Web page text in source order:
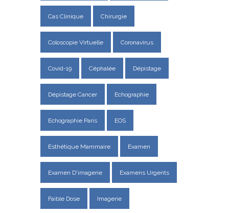
Cas Clinique Chirurgie
Coloscopie Virtuelle Coronavirus
Covid-19 Céphalée Dépistage
Dépistage Cancer Echographie
Echographie Paris EOS
Esthétique Mammaire Examen
Examen D'imagerie Examens Urgents
Faible Dose Imagerie